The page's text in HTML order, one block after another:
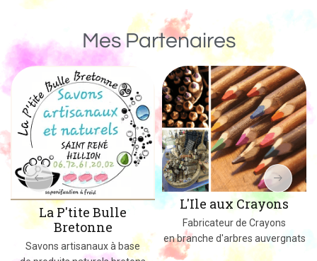
Mes Partenaires
L'Ile aux Crayons
Fabricateur de Crayons
en branche d'arbres auvergnats
Un Monde de Bois
Des jeux, jouets et objets en bois
massif fabriqués dans le 02